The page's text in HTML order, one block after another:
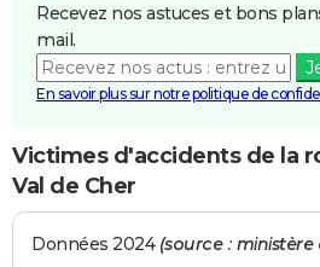
Recevez nos astuces et bons
mail.
En savoir plus sur notre politique de
Victimes d'accidents de la
Val de Cher
Données 2024 (source : ministère